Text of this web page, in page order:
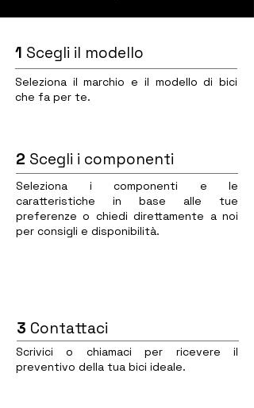
1 Scegli il modello
Seleziona il marchio e il modello di bici
che fa per te.
2 Scegli i componenti
Seleziona i componenti e le
caratteristiche in base alle tue
preferenze o chiedi direttamente a noi
per consigli e disponibilità.
3 Contattaci
Scrivici o chiamaci per ricevere il
preventivo della tua bici ideale.